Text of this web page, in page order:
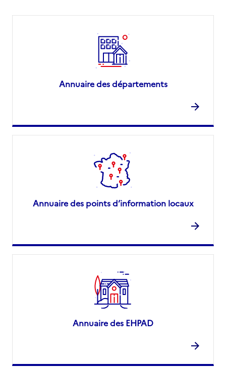
Annuaire des départements
Annuaire des points d’information locaux
Annuaire des EHPAD